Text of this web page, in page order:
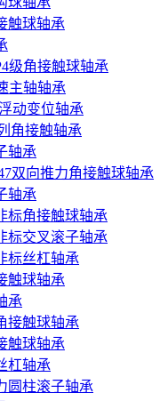
触球轴承
级角接触球轴承
主轴轴承
动变位轴承
角接触轴承
轴承
双向推力角接触球轴承
轴承
标角接触球轴承
标交叉滚子轴承
标丝杠轴承
触球轴承
承
接触球轴承
触球轴承
杠轴承
圆柱滚子轴承